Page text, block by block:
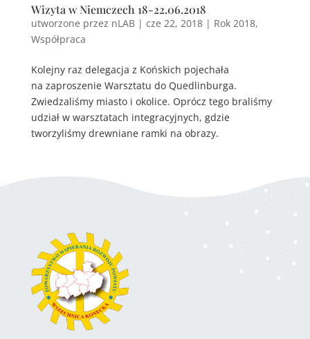
Wizyta w Niemczech 18-22.06.2018
utworzone przez nLAB| cze 22, 2018| Rok 2018,
Współpraca
Kolejny raz delegacja z Końskich pojechała
na zaproszenie Warsztatu do Quedlinburga.
Zwiedzaliśmy miasto i okolice. Oprócz tego braliśmy
udział w warsztatach integracyjnych, gdzie
tworzyliśmy drewniane ramki na obrazy.